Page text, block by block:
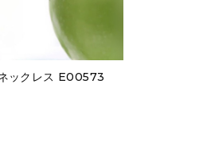
ックレス E00573